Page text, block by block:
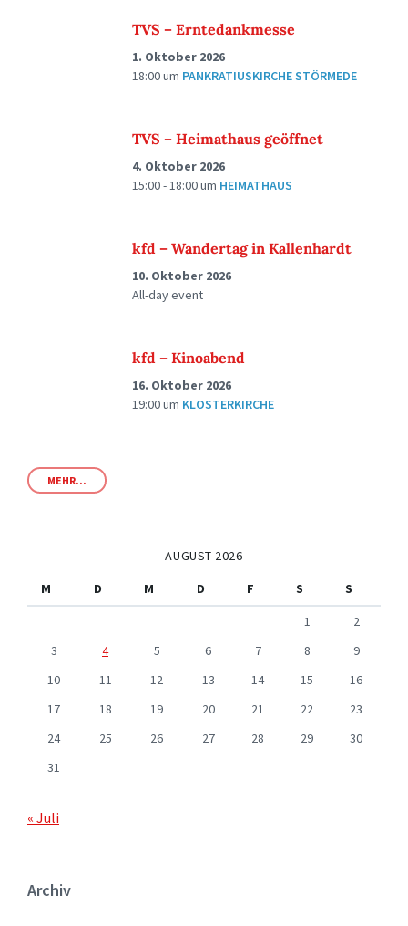
TVS – Erntedankmesse
1. Oktober 2026
18:00um PANKRATIUSKIRCHE STÖRMEDE
TVS – Heimathaus geöffnet
4. Oktober 2026
15:00 - 18:00um HEIMATHAUS
kfd – Wandertag in Kallenhardt
10. Oktober 2026
All-day event
kfd – Kinoabend
16. Oktober 2026
19:00um KLOSTERKIRCHE
MEHR...
AUGUST 2026
M
D M D F S
S
1
2
3
4 5 6 7 8
9
10
11 12 13 14 15
16
17
18 19 20 21 22
23
24
25 26 27 28 29
30
31
« Juli
Archiv